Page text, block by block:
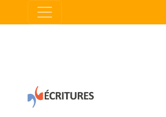
Aller au contenu principal
Panneau de gestion des cookies